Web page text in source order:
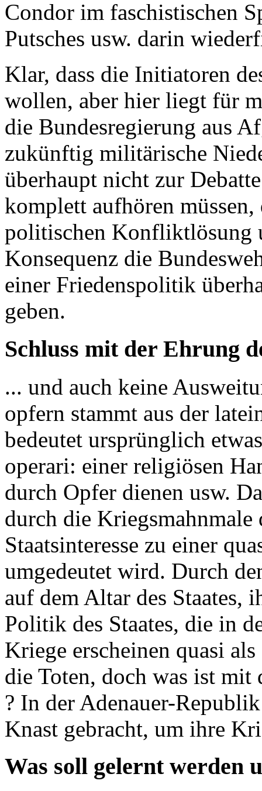
Condor im faschistischen
Putsches usw. darin
Klar, dass die Initiatoren
wollen, aber hier liegt für
die Bundesregierung aus
zukünftig militärische
überhaupt nicht zur
komplett aufhören
politischen Konfliktlösung
Konsequenz die
einer Friedenspolitik
geben.
Schluss mit der Ehrung
... und auch keine
opfern stammt aus der
bedeutet ursprünglich
operari: einer religiösen
durch Opfer dienen usw.
durch die
Staatsinteresse zu einer
umgedeutet wird. Durch
auf dem Altar des
Politik des Staates, die in
Kriege erscheinen quasi
die Toten, doch was ist mit
? In der Adenauer-
Knast gebracht, um ihre
Was soll gelernt werden